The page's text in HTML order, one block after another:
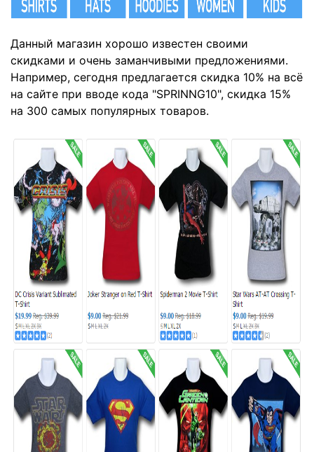
Данный магазин хорошо известен своими
скидками и очень заманчивыми предложениями.
Например, сегодня предлагается скидка 10% на всё
на сайте при вводе кода "SPRINNG10", скидка 15%
на 300 самых популярных товаров.